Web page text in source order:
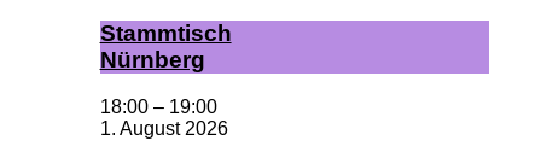
Stamm­tisch
Nürn­berg
18:00 – 19:00
1. August 2026